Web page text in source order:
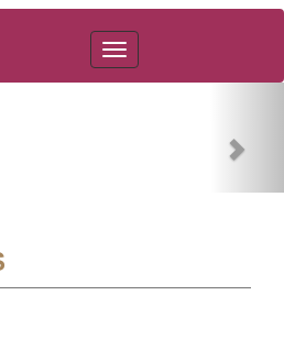
PAOT